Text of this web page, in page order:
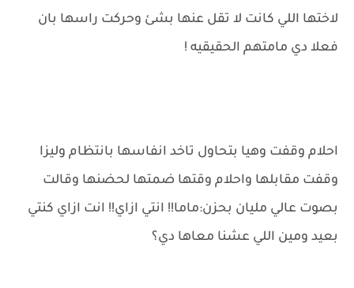
لاختها اللي كانت لا تقل عنها بشئ وحركت راسها بان
فعلا دي مامتهم الحقيقيه !
احلام وقفت وهيا بتحاول تاخد انفاسها بانتظام وليزا
وقفت مقابلها واحلام وقتها ضمتها لحضنها وقالت
بصوت عالي مليان بحزن:ماما!! انتي ازاي!! انت ازاي كنتي
بعيد ومين اللي عشنا معاها دي؟